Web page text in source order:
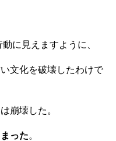
に見えますように、
文化を破壊したわけで
崩壊した。
った。